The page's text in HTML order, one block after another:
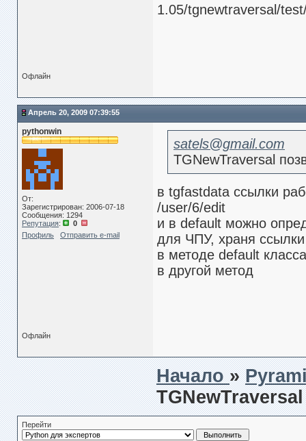
1.05/tgnewtraversal/
Офлайн
Апрель 20, 2009 07:39:55
pythonwin
От:
Зарегистрирован: 2006-07-18
Сообщения: 1294
Репутация:
0
Профиль
Отправить e-mail
satels@gmail.com
TGNewTraversal
в tgfastdata ссылки
/user/6/edit
и в default можно
для ЧПУ, храня
в методе default
в другой метод
Офлайн
Начало»
Перейти